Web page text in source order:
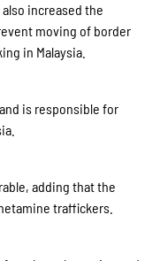
increased the
moving of border
in Malaysia.
is responsible for
adding that the
traffickers.